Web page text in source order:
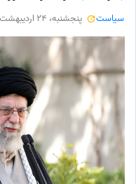
سیاست پنجشنبه، 24 اردیبهشت 1405